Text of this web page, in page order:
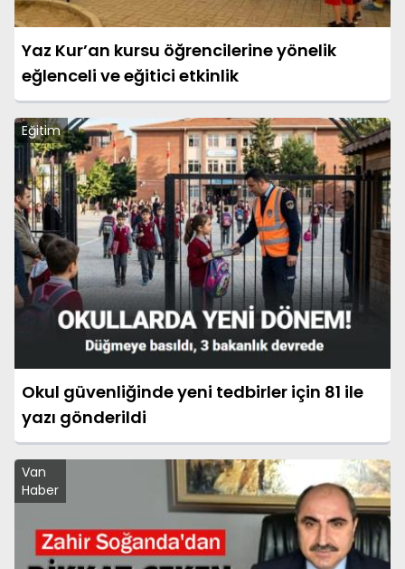
Yaz Kur’an kursu öğrencilerine yönelik
eğlenceli ve eğitici etkinlik
Eğitim
Okul güvenliğinde yeni tedbirler için 81 ile
yazı gönderildi
Van
Haber